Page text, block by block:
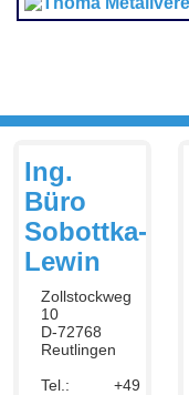
Ing.
Büro
Sobottka-
Lewin
Zollstockweg
10
D-72768
Reutlingen
Tel.: +49